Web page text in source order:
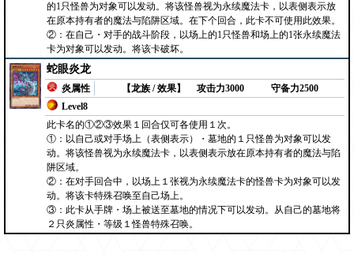
的1只怪兽为对象可以发动。将该怪兽视为永续魔法卡，以表侧表示放
在原本持有者的魔法与陷阱区域。在下个回合，此卡不可使用此效果。
②：在自己・对手的战斗阶段，以场上的1只怪兽和场上的1张永续魔法
卡为对象可以发动。将该卡破坏。
蛇眼炎龙
炎属性
【龙族 / 效果】
Level8
攻击力3000 守备力2500
此卡名的①②③效果１回合仅可各使用１次。
①：以自己或对手场上（表侧表示）・墓地的１只怪兽为对象可以发
动。将该怪兽视为永续魔法卡，以表侧表示放在原本持有者的魔法与陷
阱区域。
②：在对手回合中，以场上１张视为永续魔法卡的怪兽卡为对象可以发
动。将该卡特殊召唤至自己场上。
③：此卡从手牌・场上被送至墓地的情况下可以发动。从自己的墓地将
２只炎属性・等级１怪兽特殊召唤。